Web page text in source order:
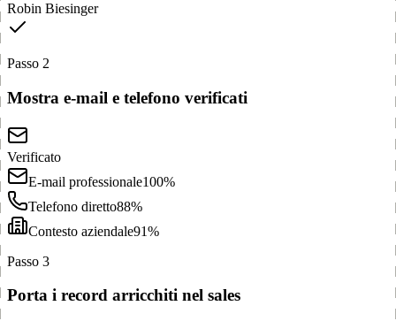
Robin Biesinger
Passo 2
Mostra e-mail e telefono verificati
Verificato
E-mail professionale100%
Telefono diretto88%
Contesto aziendale91%
Passo 3
Porta i record arricchiti nel sales